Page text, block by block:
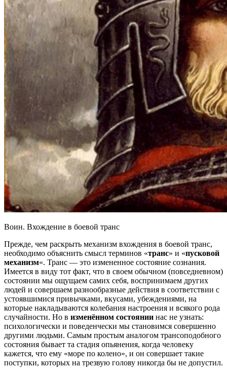
Воин. Вхождение в боевой транс
Прежде, чем раскрыть механизм вхождения в боевой транс,
необходимо объяснить смысл терминов «транс» и «пусковой
механизм«. Транс — это измененное состояние сознания.
Имеется в виду тот факт, что в своем обычном (повседневном)
состоянии мы ощущаем самих себя, воспринимаем других
людей и совершаем разнообразные действия в соответствии с
устоявшимися привычками, вкусами, убеждениями, на
которые накладываются колебания настроения и всякого рода
случайности. Но в изменённом состоянии нас не узнать:
психологически и поведенчески мы становимся совершенно
другими людьми. Самым простым аналогом трансоподобного
состояния бывает та стадия опьянения, когда человеку
кажется, что ему «море по колено», и он совершает такие
поступки, которых на трезвую голову никогда бы не допустил.